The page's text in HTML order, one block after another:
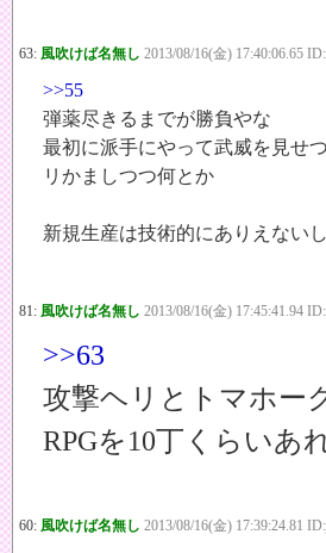
63: 風吹けば名無し 2013/08/16(金) 17:40:06.65
>>55
弾薬尽きるまでが勝負やな
最初に派手にやって武威を見せ
リかましつつ何とか
新規生産は技術的にありえないし
81: 風吹けば名無し 2013/08/16(金) 17:45:41.94
>>63
攻撃ヘリとトマホー
RPGを10丁くらいあ
60: 風吹けば名無し 2013/08/16(金) 17:39:24.81